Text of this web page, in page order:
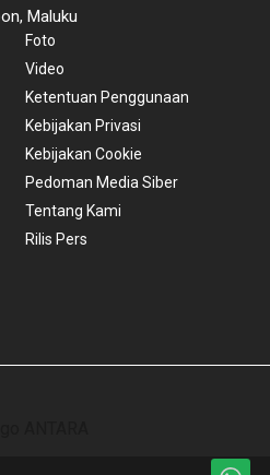
Maluku
Foto
Video
Ketentuan Penggunaan
Kebijakan Privasi
Kebijakan Cookie
Pedoman Media Siber
Tentang Kami
Rilis Pers